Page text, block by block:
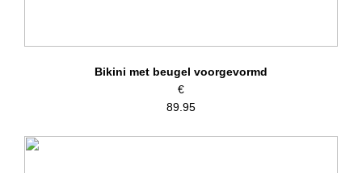
Bikini met beugel voorgevormd
€
89.95